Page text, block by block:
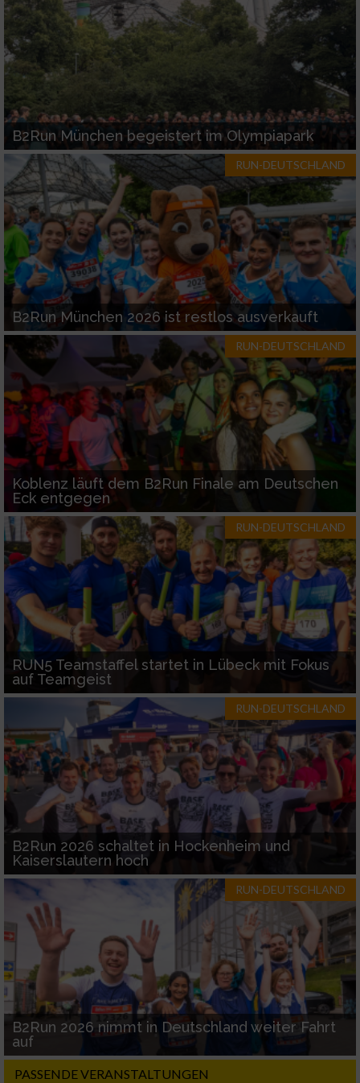
B2Run München begeistert im Olympiapark
RUN-DEUTSCHLAND
B2Run München 2026 ist restlos ausverkauft
RUN-DEUTSCHLAND
Koblenz läuft dem B2Run Finale am Deutschen
Eck entgegen
RUN-DEUTSCHLAND
RUN5 Teamstaffel startet in Lübeck mit Fokus
auf Teamgeist
RUN-DEUTSCHLAND
B2Run 2026 schaltet in Hockenheim und
Kaiserslautern hoch
RUN-DEUTSCHLAND
B2Run 2026 nimmt in Deutschland weiter Fahrt
auf
PASSENDE VERANSTALTUNGEN